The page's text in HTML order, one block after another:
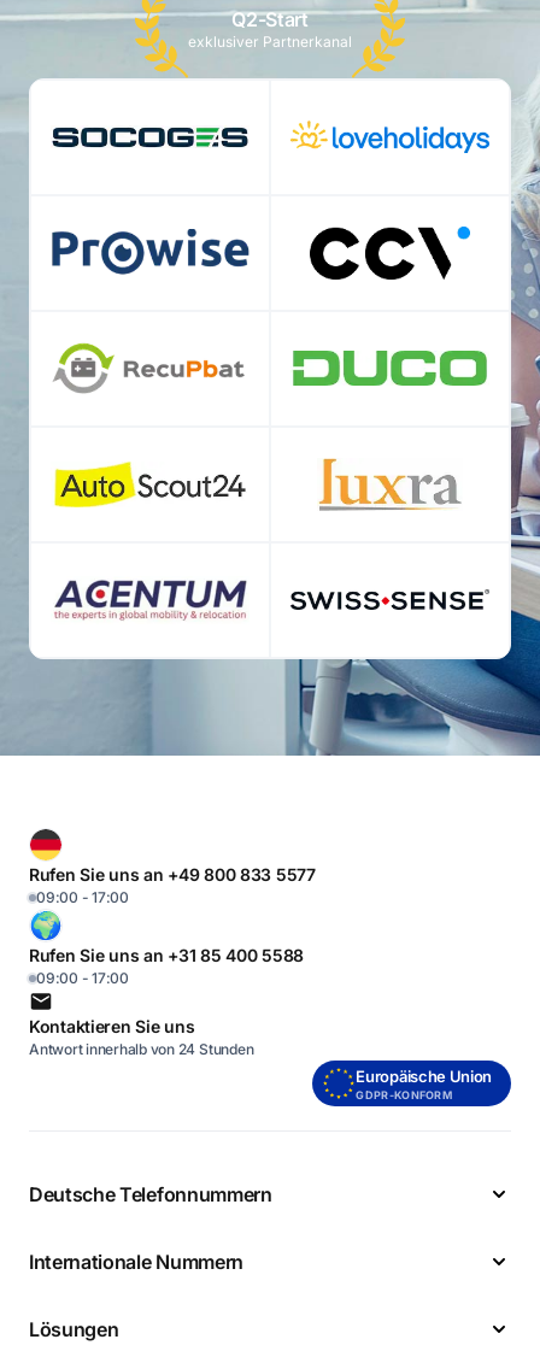
Q2-Start
exklusiver Partnerkanal
Rufen Sie uns an +49 800 833 5577
09:00 - 17:00
Rufen Sie uns an +31 85 400 5588
09:00 - 17:00
Kontaktieren Sie uns
Antwort innerhalb von 24 Stunden
Europäische Union
GDPR-KONFORM
Deutsche Telefonnummern
Internationale Nummern
Lösungen